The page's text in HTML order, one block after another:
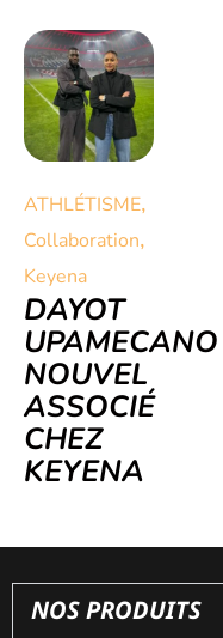
ATHLÉTISME,
Collaboration,
Keyena
DAYOT
UPAMECANO
NOUVEL
ASSOCIÉ
CHEZ
KEYENA
NOS PRODUITS